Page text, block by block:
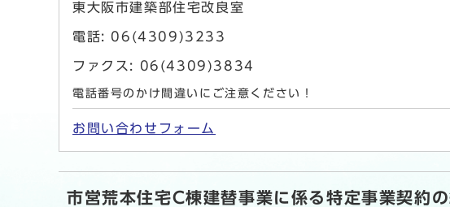
東大阪市建築部住宅改良室
電話: 06(4309)3233
ファクス: 06(4309)3834
電話番号のかけ間違いにご注意ください！
お問い合わせフォーム
市営荒本住宅C棟建替事業に係る特定事業契約